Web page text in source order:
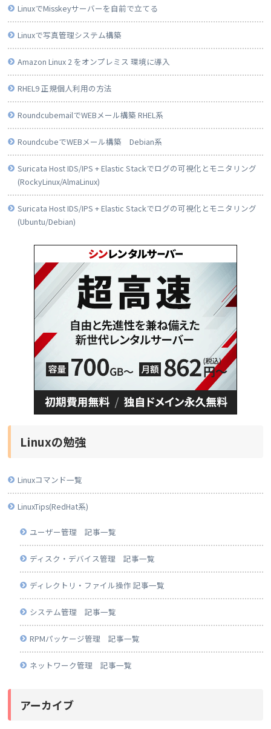
LinuxでMisskeyサーバーを自前で立てる
Linuxで写真管理システム構築
Amazon Linux 2 をオンプレミス 環境に導入
RHEL9 正規個人利用の方法
RoundcubemailでWEBメール構築 RHEL系
RoundcubeでWEBメール構築 Debian系
Suricata Host IDS/IPS + Elastic Stackでログの可視化とモニタリング
(RockyLinux/AlmaLinux)
Suricata Host IDS/IPS + Elastic Stackでログの可視化とモニタリング
(Ubuntu/Debian)
Linuxの勉強
Linuxコマンド一覧
LinuxTips(RedHat系)
ユーザー管理 記事一覧
ディスク・デバイス管理 記事一覧
ディレクトリ・ファイル操作 記事一覧
システム管理 記事一覧
RPMパッケージ管理 記事一覧
ネットワーク管理 記事一覧
アーカイブ